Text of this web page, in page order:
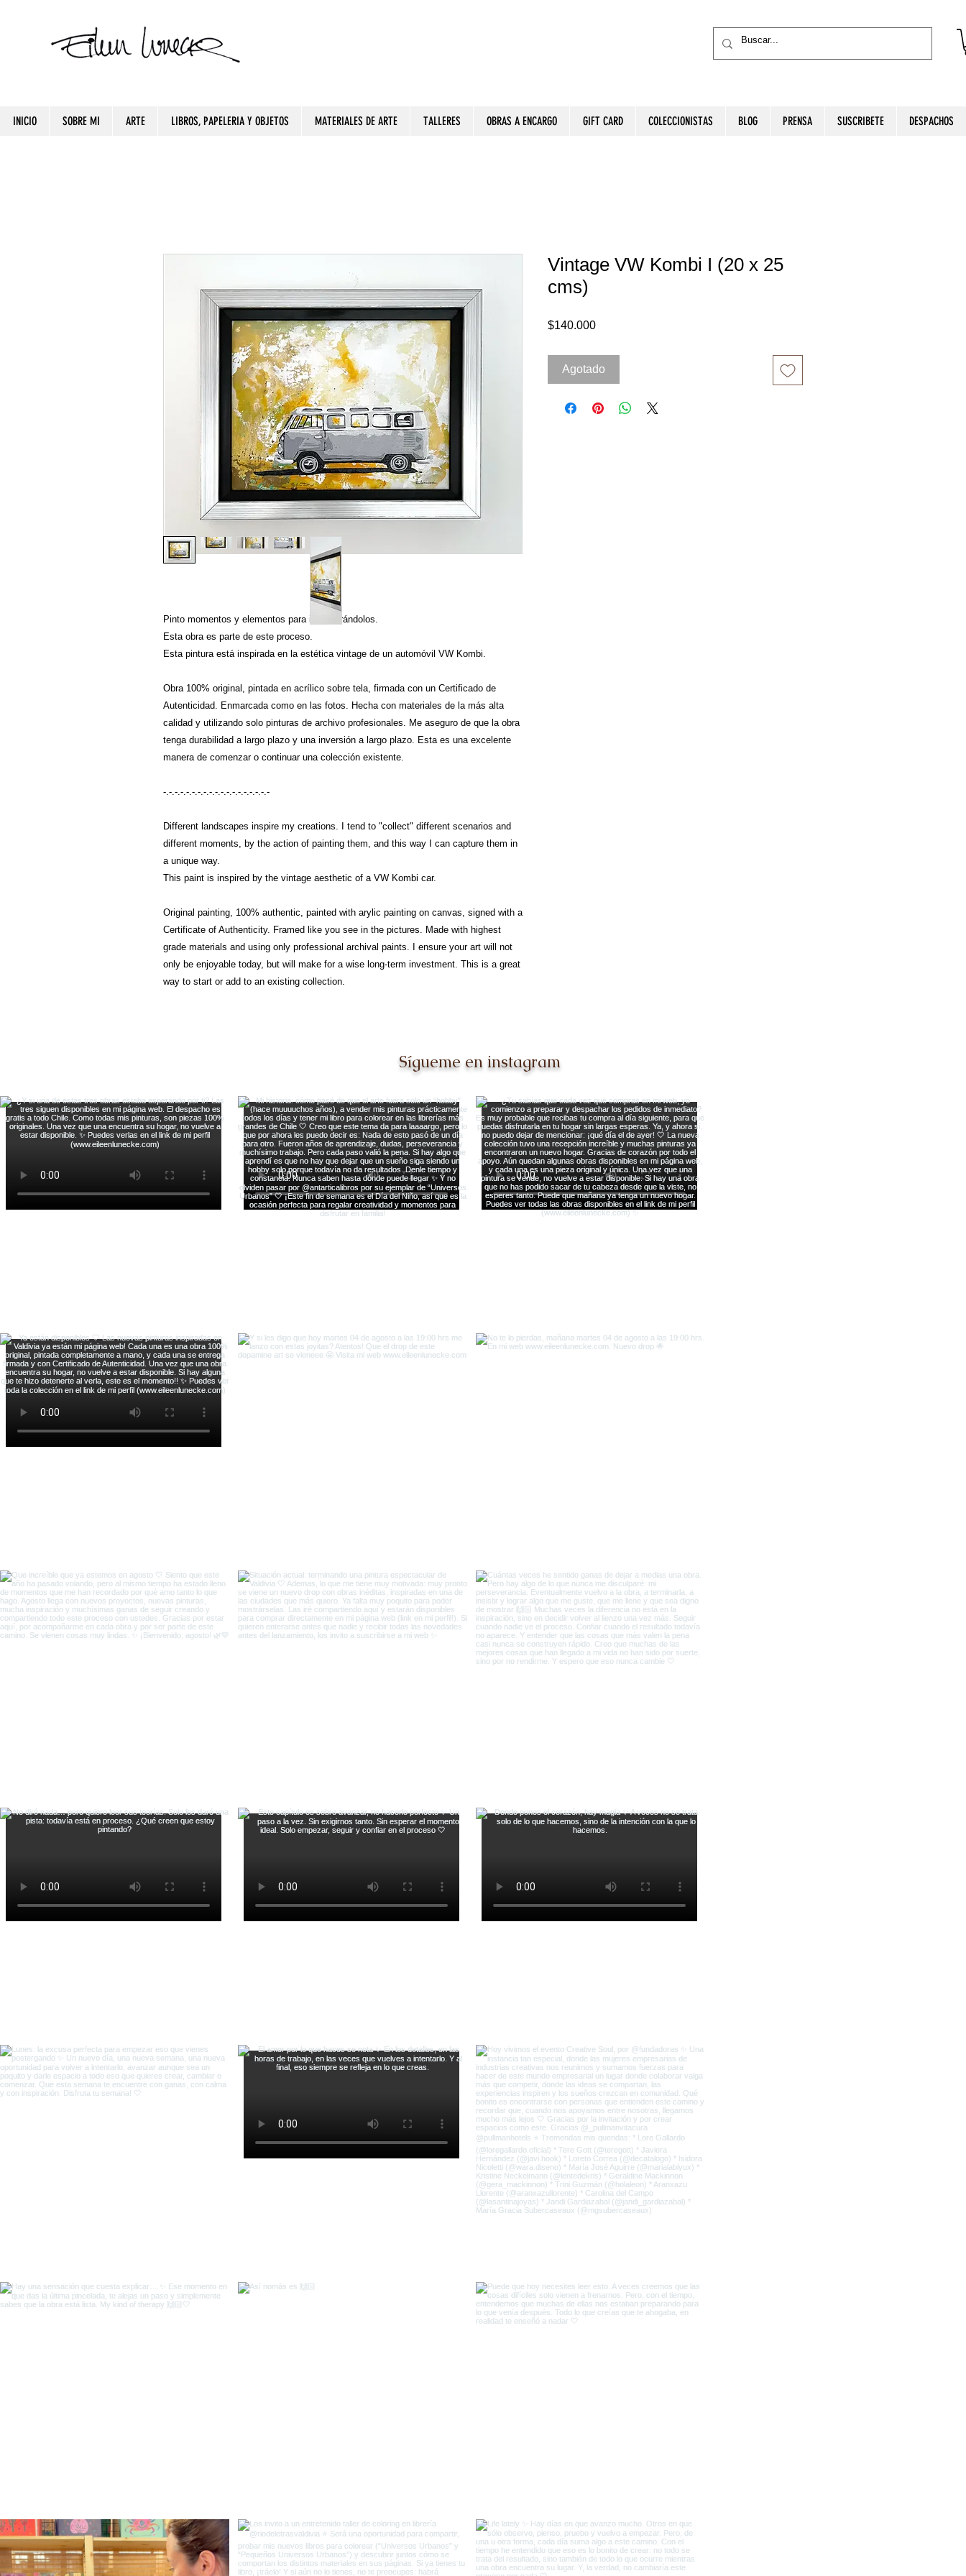
INICIO SOBRE MI ARTE LIBROS, PAPELERIA Y OBJETOS MATERIALES DE ARTE TALLERES OBRAS A ENCARGO GIFT CARD COLECCIONISTAS BLOG PRENSA SUSCRIBETE DESPACHOS
Pinto momentos y elementos para ir atesorándolos.
Esta obra es parte de este proceso.
Esta pintura está inspirada en la estética vintage de un automóvil VW Kombi.
Obra 100% original, pintada en acrílico sobre tela, firmada con un Certificado de
Autenticidad. Enmarcada como en las fotos. Hecha con materiales de la más alta
calidad y utilizando solo pinturas de archivo profesionales. Me aseguro de que la obra
tenga durabilidad a largo plazo y una inversión a largo plazo. Esta es una excelente
manera de comenzar o continuar una colección existente.
-.-.-.-.-.-.-.-.-.-.-.-.-.-.-.-.-.-.-
Different landscapes inspire my creations. I tend to "collect" different scenarios and
different moments, by the action of painting them, and this way I can capture them in
a unique way.
This paint is inspired by the vintage aesthetic of a VW Kombi car.
Original painting, 100% authentic, painted with arylic painting on canvas, signed with a
Certificate of Authenticity. Framed like you see in the pictures. Made with highest
grade materials and using only professional archival paints. I ensure your art will not
only be enjoyable today, but will make for a wise long-term investment. This is a great
way to start or add to an existing collection.
Vintage VW Kombi I (20 x 25
cms)
$140.000Precio
Agotado
Sígueme en instagram